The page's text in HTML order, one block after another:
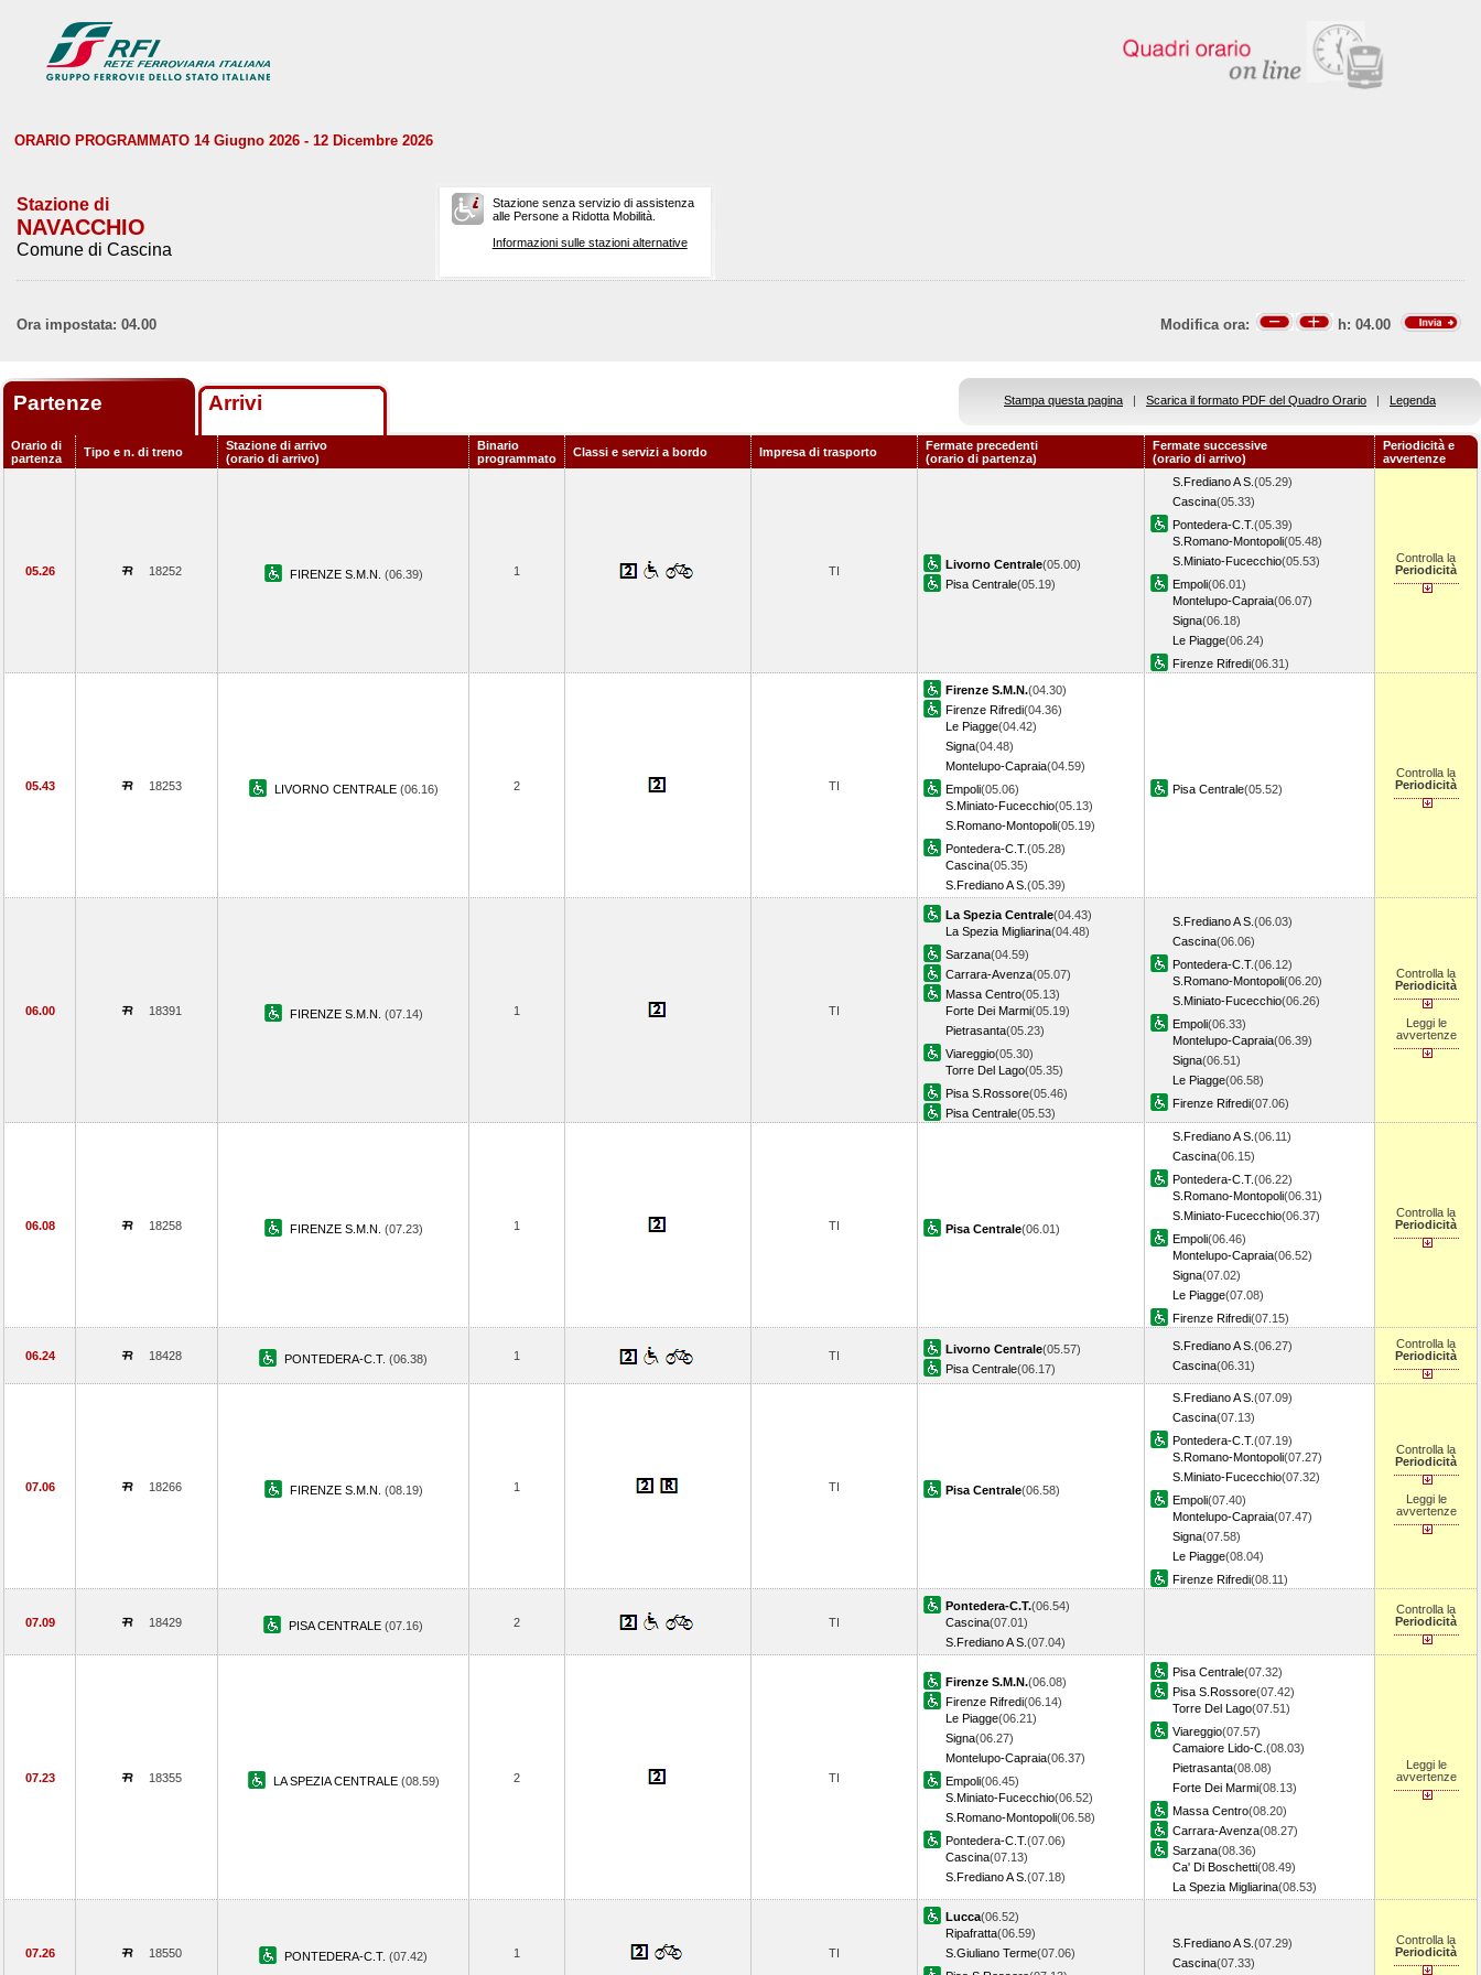
ORARIO PROGRAMMATO 14 Giugno 2026 - 12 Dicembre 2026
Stazione di
NAVACCHIO
Comune di Cascina
Stazione senza servizio di assistenza
alle Persone a Ridotta Mobilità.
Informazioni sulle stazioni alternative
Ora impostata: 04.00 Modifica ora: h: 04.00
Partenze Arrivi Stampa questa pagina | Scarica il formato PDF del Quadro Orario | Legenda
Orario di
partenza
Tipo e n. di treno
Stazione di arrivo
(orario di arrivo)
Binario
programmato
Classi e servizi a bordo Impresa di trasporto
Fermate precedenti
(orario di partenza)
Fermate successive
(orario di arrivo)
Periodicità e
avvertenze
05.26 18252 FIRENZE S.M.N. (06.39) 1 TI Livorno Centrale(05.00)
Pisa Centrale(05.19)
S.Frediano A S. (05.29)
Cascina(05.33)
Pontedera-C.T.(05.39)
S.Romano-Montopoli(05.48)
S.Miniato-Fucecchio(05.53)
Empoli(06.01)
Montelupo-Capraia(06.07)
Signa(06.18)
Le Piagge(06.24)
Firenze Rifredi(06.31)
Controlla la
Periodicità
05.43 18253 LIVORNO CENTRALE (06.16) 2 TI
Firenze S.M.N.(04.30)
Firenze Rifredi(04.36)
Le Piagge(04.42)
Signa(04.48)
Montelupo-Capraia(04.59)
Empoli(05.06)
S.Miniato-Fucecchio(05.13)
S.Romano-Montopoli(05.19)
Pontedera-C.T.(05.28)
Cascina(05.35)
S.Frediano A S. (05.39)
Pisa Centrale(05.52)
Controlla la
Periodicità
06.00 18391 FIRENZE S.M.N. (07.14) 1 TI
La Spezia Centrale(04.43)
La Spezia Migliarina(04.48)
Sarzana(04.59)
Carrara-Avenza(05.07)
Massa Centro(05.13)
Forte Dei Marmi(05.19)
Pietrasanta(05.23)
Viareggio(05.30)
Torre Del Lago(05.35)
Pisa S.Rossore(05.46)
Pisa Centrale(05.53)
S.Frediano A S. (06.03)
Cascina(06.06)
Pontedera-C.T.(06.12)
S.Romano-Montopoli(06.20)
S.Miniato-Fucecchio(06.26)
Empoli(06.33)
Montelupo-Capraia(06.39)
Signa(06.51)
Le Piagge(06.58)
Firenze Rifredi(07.06)
Controlla la
Periodicità
Leggi le
avvertenze
06.08 18258 FIRENZE S.M.N. (07.23) 1 TI Pisa Centrale(06.01)
S.Frediano A S. (06.11)
Cascina(06.15)
Pontedera-C.T.(06.22)
S.Romano-Montopoli(06.31)
S.Miniato-Fucecchio(06.37)
Empoli(06.46)
Montelupo-Capraia(06.52)
Signa(07.02)
Le Piagge(07.08)
Firenze Rifredi(07.15)
Controlla la
Periodicità
06.24 18428 PONTEDERA-C.T. (06.38) 1 TI Livorno Centrale(05.57)
Pisa Centrale(06.17)
S.Frediano A S. (06.27)
Cascina(06.31)
Controlla la
Periodicità
07.06 18266 FIRENZE S.M.N. (08.19) 1 TI Pisa Centrale(06.58)
S.Frediano A S. (07.09)
Cascina(07.13)
Pontedera-C.T.(07.19)
S.Romano-Montopoli(07.27)
S.Miniato-Fucecchio(07.32)
Empoli(07.40)
Montelupo-Capraia(07.47)
Signa(07.58)
Le Piagge(08.04)
Firenze Rifredi(08.11)
Controlla la
Periodicità
Leggi le
avvertenze
07.09 18429 PISA CENTRALE (07.16) 2 TI
Pontedera-C.T.(06.54)
Cascina(07.01)
S.Frediano A S. (07.04)
Controlla la
Periodicità
07.23 18355 LA SPEZIA CENTRALE (08.59) 2 TI
Firenze S.M.N.(06.08)
Firenze Rifredi(06.14)
Le Piagge(06.21)
Signa(06.27)
Montelupo-Capraia(06.37)
Empoli(06.45)
S.Miniato-Fucecchio(06.52)
S.Romano-Montopoli(06.58)
Pontedera-C.T.(07.06)
Cascina(07.13)
S.Frediano A S. (07.18)
Pisa Centrale(07.32)
Pisa S.Rossore(07.42)
Torre Del Lago(07.51)
Viareggio(07.57)
Camaiore Lido-C. (08.03)
Pietrasanta(08.08)
Forte Dei Marmi(08.13)
Massa Centro(08.20)
Carrara-Avenza(08.27)
Sarzana(08.36)
Ca' Di Boschetti(08.49)
La Spezia Migliarina(08.53)
Leggi le
avvertenze
07.26 18550 PONTEDERA-C.T. (07.42) 1 TI
Lucca(06.52)
Ripafratta(06.59)
S.Giuliano Terme(07.06)
S.Frediano A S. (07.29)
Cascina(07.33)
Controlla la
Periodicità